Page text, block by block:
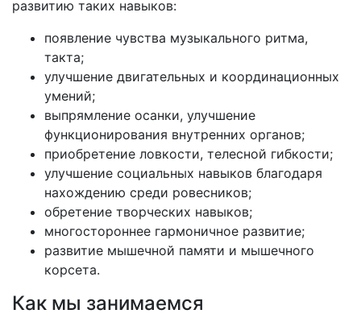
развитию таких навыков:
появление чувства музыкального ритма,
такта;
улучшение двигательных и координационных
умений;
выпрямление осанки, улучшение
функционирования внутренних органов;
приобретение ловкости, телесной гибкости;
улучшение социальных навыков благодаря
нахождению среди ровесников;
обретение творческих навыков;
многостороннее гармоничное развитие;
развитие мышечной памяти и мышечного
корсета.
Как мы занимаемся